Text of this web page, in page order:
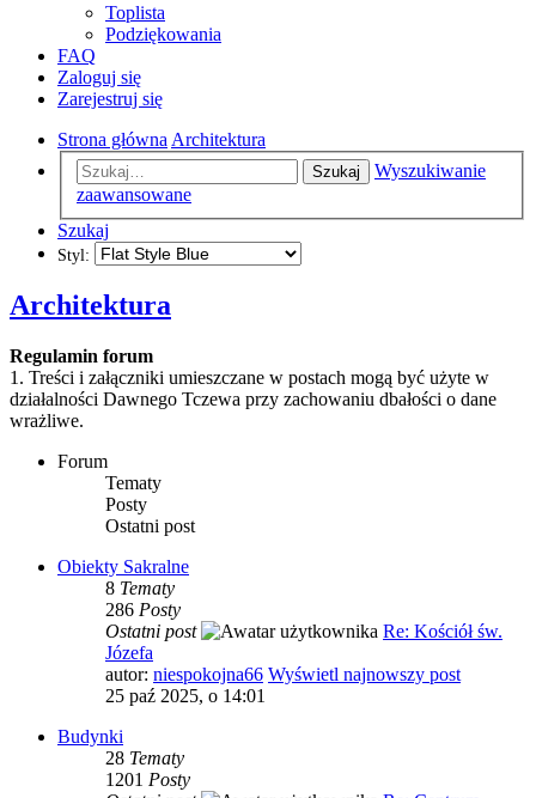
Toplista
Podziękowania
FAQ
Zaloguj się
Zarejestruj się
Strona główna Architektura
Szukaj
Wyszukiwanie
zaawansowane
Szukaj
Styl:
Architektura
Regulamin forum
1. Treści i załączniki umieszczane w postach mogą być użyte w
działalności Dawnego Tczewa przy zachowaniu dbałości o dane
wrażliwe.
Forum
Tematy
Posty
Ostatni post
Obiekty Sakralne
8 Tematy
286 Posty
Ostatni post
Re: Kościół św.
Józefa
autor: niespokojna66 Wyświetl najnowszy post
25 paź 2025, o 14:01
Budynki
28 Tematy
1201 Posty